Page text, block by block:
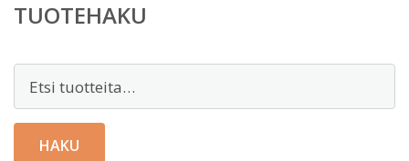
TUOTEHAKU
HAKU